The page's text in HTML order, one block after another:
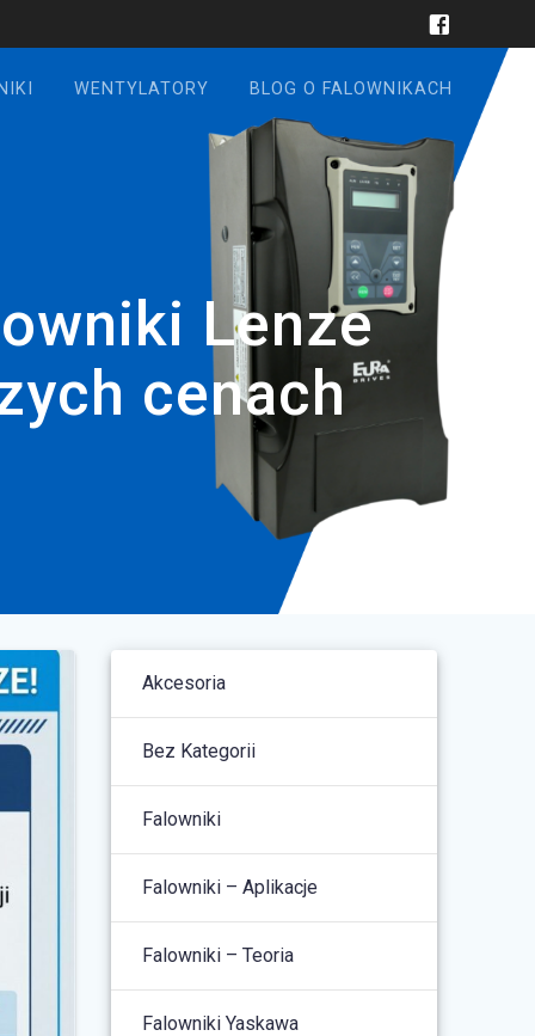
WENTYLATORY BLOG O FALOWNIKACH
Lenze
cenach
Akcesoria
Bez Kategorii
Falowniki
Falowniki – Aplikacje
Falowniki – Teoria
Falowniki Yaskawa